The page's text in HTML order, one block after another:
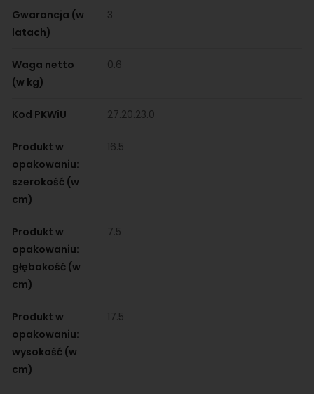
Gwarancja (w
latach)
3
Waga netto
(w kg)
0.6
Kod PKWiU 27.20.23.0
Produkt w
opakowaniu:
szerokość (w
cm)
16.5
Produkt w
opakowaniu:
głębokość (w
cm)
7.5
Produkt w
opakowaniu:
wysokość (w
cm)
17.5